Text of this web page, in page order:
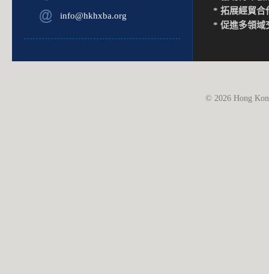
info@hkhxba.org
* 拓展經貿合
* 促進多領域
© 2026 Hong